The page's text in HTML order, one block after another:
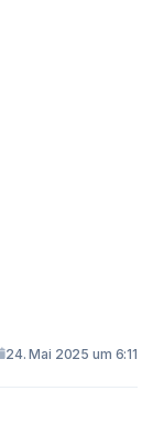
24. Mai 2025 um 6:11